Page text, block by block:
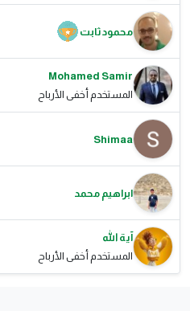
محمود ثابت
Mohamed Samir
المستخدم أخفى الأرباح
Shimaa
ابراهيم محمد
آية الله
المستخدم أخفى الأرباح